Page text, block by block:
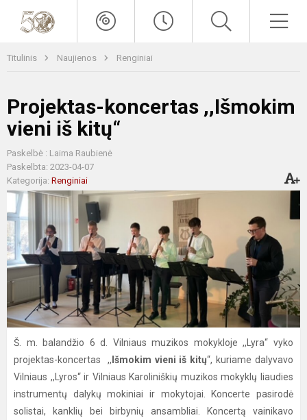
Titulinis Naujienos Renginiai
Projektas-koncertas ,,Išmokim
vieni iš kitų“
Paskelbė : Laima Raubienė
Paskelbta: 2023-04-07
Kategorija: Renginiai
Š. m. balandžio 6 d. Vilniaus muzikos mokykloje ,,Lyra“ vyko
projektas-koncertas ,, Išmokim vieni iš kitų“, kuriame dalyvavo
Vilniaus ,,Lyros“ ir Vilniaus Karoliniškių muzikos mokyklų liaudies
instrumentų dalykų mokiniai ir mokytojai. Koncerte pasirodė
solistai, kanklių bei birbynių ansambliai. Koncertą vainikavo